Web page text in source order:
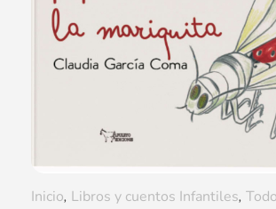
Inicio, Libros y cuentos Infantiles,